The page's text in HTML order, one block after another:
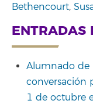
Bethencourt,
ENTRADAS
Alumnado de
conversación
1 de octubre